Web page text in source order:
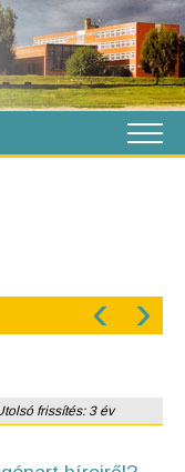
‹ ›
frissítés: 3 év